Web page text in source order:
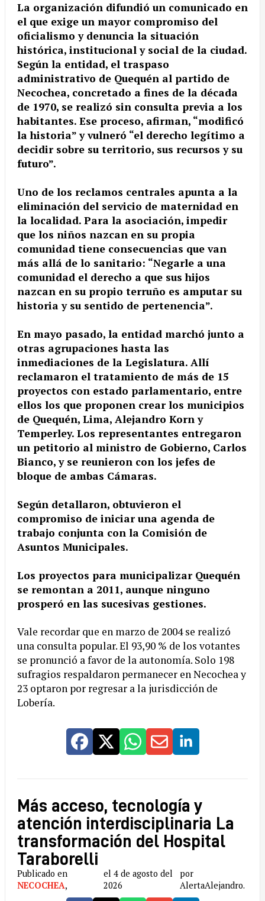
La organización difundió un comunicado en
el que exige un mayor compromiso del
oficialismo y denuncia la situación
histórica, institucional y social de la ciudad.
Según la entidad, el traspaso
administrativo de Quequén al partido de
Necochea, concretado a fines de la década
de 1970, se realizó sin consulta previa a los
habitantes. Ese proceso, afirman, “modificó
la historia” y vulneró “el derecho legítimo a
decidir sobre su territorio, sus recursos y su
futuro”.
Uno de los reclamos centrales apunta a la
eliminación del servicio de maternidad en
la localidad. Para la asociación, impedir
que los niños nazcan en su propia
comunidad tiene consecuencias que van
más allá de lo sanitario: “Negarle a una
comunidad el derecho a que sus hijos
nazcan en su propio terruño es amputar su
historia y su sentido de pertenencia”.
En mayo pasado, la entidad marchó junto a
otras agrupaciones hasta las
inmediaciones de la Legislatura. Allí
reclamaron el tratamiento de más de 15
proyectos con estado parlamentario, entre
ellos los que proponen crear los municipios
de Quequén, Lima, Alejandro Korn y
Temperley. Los representantes entregaron
un petitorio al ministro de Gobierno, Carlos
Bianco, y se reunieron con los jefes de
bloque de ambas Cámaras.
Según detallaron, obtuvieron el
compromiso de iniciar una agenda de
trabajo conjunta con la Comisión de
Asuntos Municipales.
Los proyectos para municipalizar Quequén
se remontan a 2011, aunque ninguno
prosperó en las sucesivas gestiones.
Vale recordar que en marzo de 2004 se realizó
una consulta popular. El 93,90 % de los votantes
se pronunció a favor de la autonomía. Solo 198
sufragios respaldaron permanecer en Necochea y
23 optaron por regresar a la jurisdicción de
Lobería.
Más acceso, tecnología y
atención interdisciplinaria La
transformación del Hospital
Taraborelli
Publicado en
NECOCHEA,
el 4 de agosto del
2026
por
AlertaAlejandro.